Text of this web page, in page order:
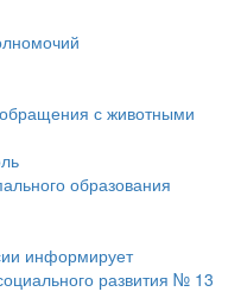
с животными
образования
информирует
развития № 13